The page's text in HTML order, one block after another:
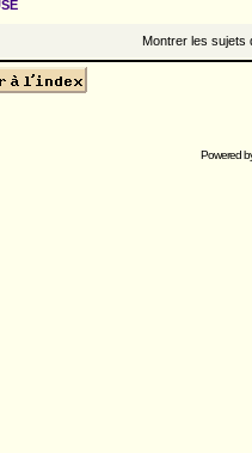
Montrer les sujets
Powered